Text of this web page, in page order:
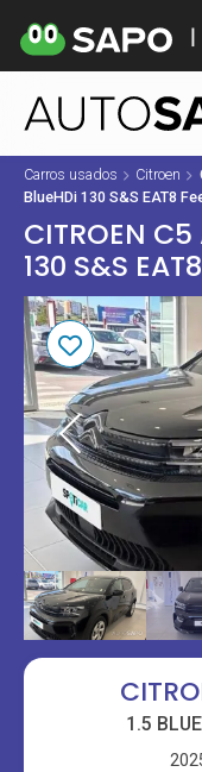
Carros usados Citroen
BlueHDi 130 S&S EAT8
CITROEN C5
130 S&S
1.5